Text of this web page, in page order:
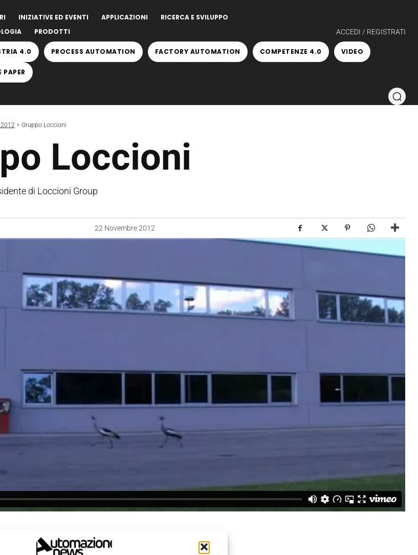
INIZIATIVE ED EVENTI APPLICAZIONI
RICERCA E SVILUPPO
PRODOTTI ACCEDI / REGISTRATI
4.0 PROCESS AUTOMATION FACTORY AUTOMATION COMPETENZE 4.0 VIDEO
PAPER
Gruppo Loccioni
Loccioni
di Loccioni Group
22 Novembre 2012